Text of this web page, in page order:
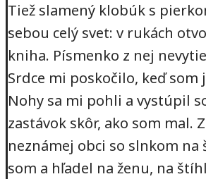
Tiež slamený klobúk s
sebou celý svet: v rukách
kniha. Písmenko z nej
Srdce mi poskočilo, keď som
Nohy sa mi pohli a vystúpil
zastávok skôr, ako som mal.
neznámej obci so slnkom na
som a hľadel na ženu, na